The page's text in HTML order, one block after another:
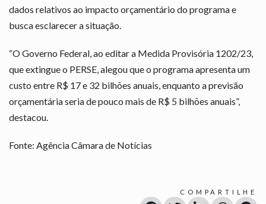
dados relativos ao impacto orçamentário do programa e
busca esclarecer a situação.
“O Governo Federal, ao editar a Medida Provisória 1202/23,
que extingue o PERSE, alegou que o programa apresenta um
custo entre R$ 17 e 32 bilhões anuais, enquanto a previsão
orçamentária seria de pouco mais de R$ 5 bilhões anuais”,
destacou.
Fonte: Agência Câmara de Notícias
COMPARTILHE